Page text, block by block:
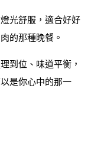
光舒服，適合好好
的那種晚餐。
到位、味道平衡，
是你心中的那一